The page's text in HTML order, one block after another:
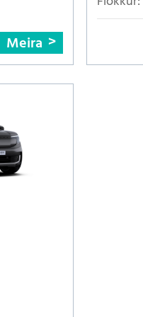
Meira